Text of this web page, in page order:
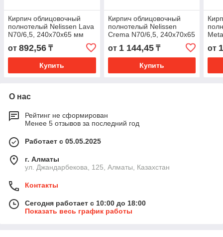
Кирпич облицовочный
полнотелый Nelissen Lava
N70/6,5, 240х70х65 мм
от 892,56 ₸
Купить
Кирпич облицовочный
полнотелый Nelissen
Crema N70/6,5, 240х70х65
от 1 144,45₸
Купить
от
О нас
Рейтинг не сформирован
Менее 5 отзывов за последний год
Работает с 05.05.2025
г. Алматы
ул. Джандарбекова, 125, Алматы, Казахстан
Контакты
Сегодня работает с 10:00 до 18:00
Показать весь график работы